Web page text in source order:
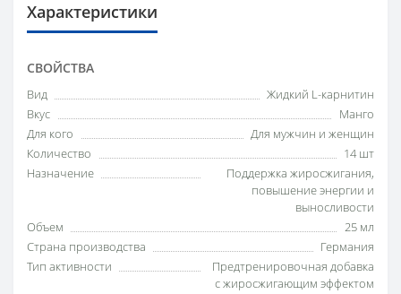
Характеристики
СВОЙСТВА
Вид
Жидкий L-карнитин
Вкус
Манго
Для кого
Для мужчин и женщин
Количество
14 шт
Назначение
Поддержка жиросжигания,
повышение энергии и
выносливости
Объем
25 мл
Страна производства
Германия
Тип активности
Предтренировочная добавка
с жиросжигающим эффектом